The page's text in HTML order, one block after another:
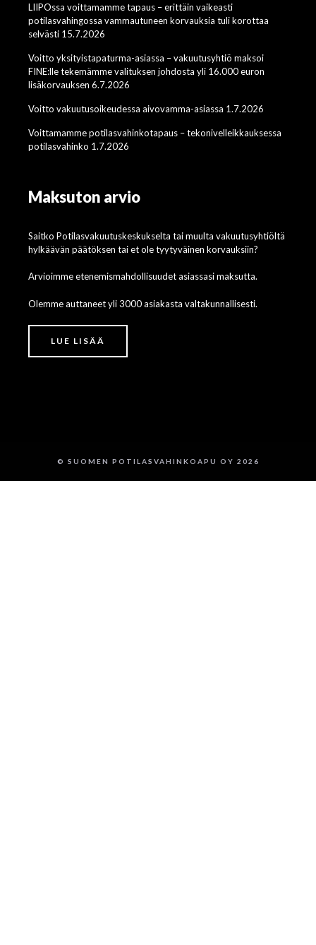
LIIPOssa voittamamme tapaus – erittäin vaikeasti
potilasvahingossa vammautuneen korvauksia tuli korottaa
selvästi 15.7.2026
Voitto yksityistapaturma-asiassa – vakuutusyhtiö maksoi
FINE:lle tekemämme valituksen johdosta yli 16.000 euron
lisäkorvauksen 6.7.2026
Voitto vakuutusoikeudessa aivovamma-asiassa 1.7.2026
Voittamamme potilasvahinkotapaus – tekonivelleikkauksessa
potilasvahinko 1.7.2026
Maksuton arvio
Saitko Potilasvakuutuskeskukselta tai muulta vakuutusyhtiöltä
hylkäävän päätöksen tai et ole tyytyväinen korvauksiin?
Arvioimme etenemismahdollisuudet asiassasi maksutta.
Olemme auttaneet yli 3000 asiakasta valtakunnallisesti.
LUE LISÄÄ
© SUOMEN POTILASVAHINKOAPU OY 2026